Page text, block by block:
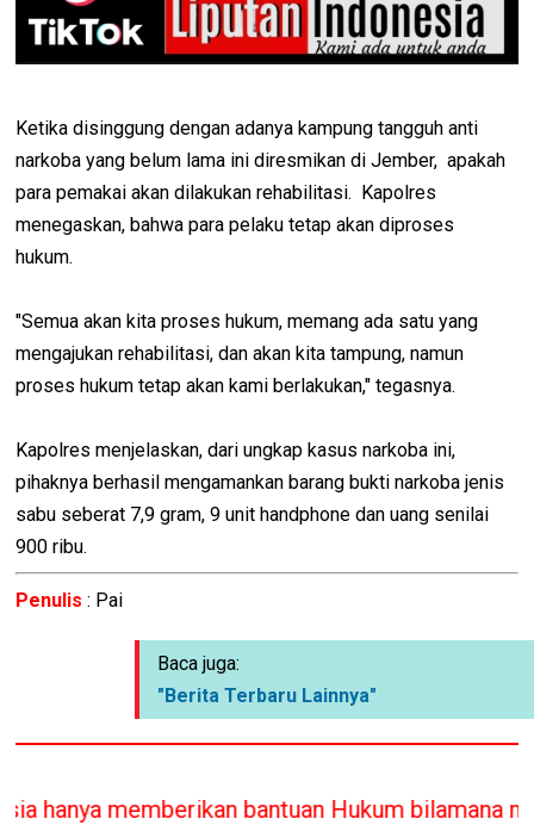
Ketika disinggung dengan adanya kampung tangguh anti
narkoba yang belum lama ini diresmikan di Jember, apakah
para pemakai akan dilakukan rehabilitasi. Kapolres
menegaskan, bahwa para pelaku tetap akan diproses
hukum.
"Semua akan kita proses hukum, memang ada satu yang
mengajukan rehabilitasi, dan akan kita tampung, namun
proses hukum tetap akan kami berlakukan," tegasnya.
Kapolres menjelaskan, dari ungkap kasus narkoba ini,
pihaknya berhasil mengamankan barang bukti narkoba jenis
sabu seberat 7,9 gram, 9 unit handphone dan uang senilai
900 ribu.
Penulis : Pai
Baca juga:
"Berita Terbaru Lainnya"
bantuan Hukum bilamana melanggar